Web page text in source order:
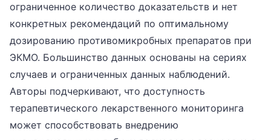
ограниченное количество доказательств и нет
конкретных рекомендаций по оптимальному
дозированию противомикробных препаратов при
ЭКМО. Большинство данных основаны на сериях
случаев и ограниченных данных наблюдений.
Авторы подчеркивают, что доступность
терапевтического лекарственного мониторинга
может способствовать внедрению